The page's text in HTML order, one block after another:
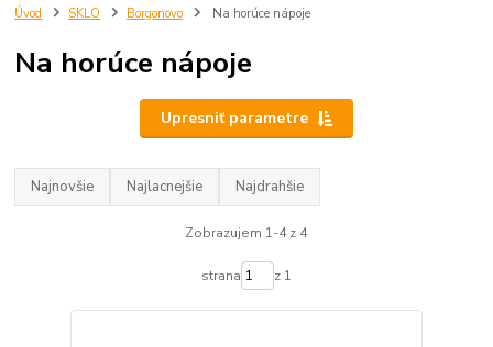
Úvod SKLO Borgonovo Na horúce nápoje
Na horúce nápoje
Upresniť parametre
Najnovšie Najlacnejšie Najdrahšie
Zobrazujem 1-4 z 4
strana z 1